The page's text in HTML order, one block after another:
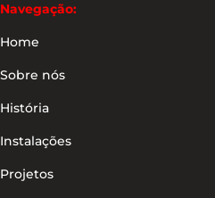
Navegação:
Home
Sobre nós
História
Instalações
Projetos